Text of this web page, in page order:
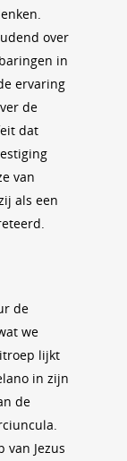
over
in
ervaring
de
dat
van
als een
de
we
lijkt
in zijn
de
van Jezus